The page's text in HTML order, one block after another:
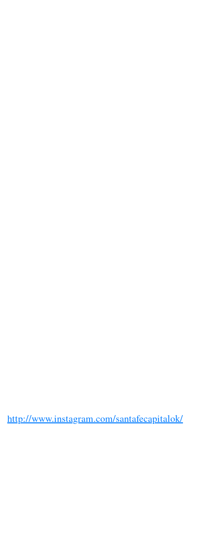
http://www.instagram.com/santafecapitalok/